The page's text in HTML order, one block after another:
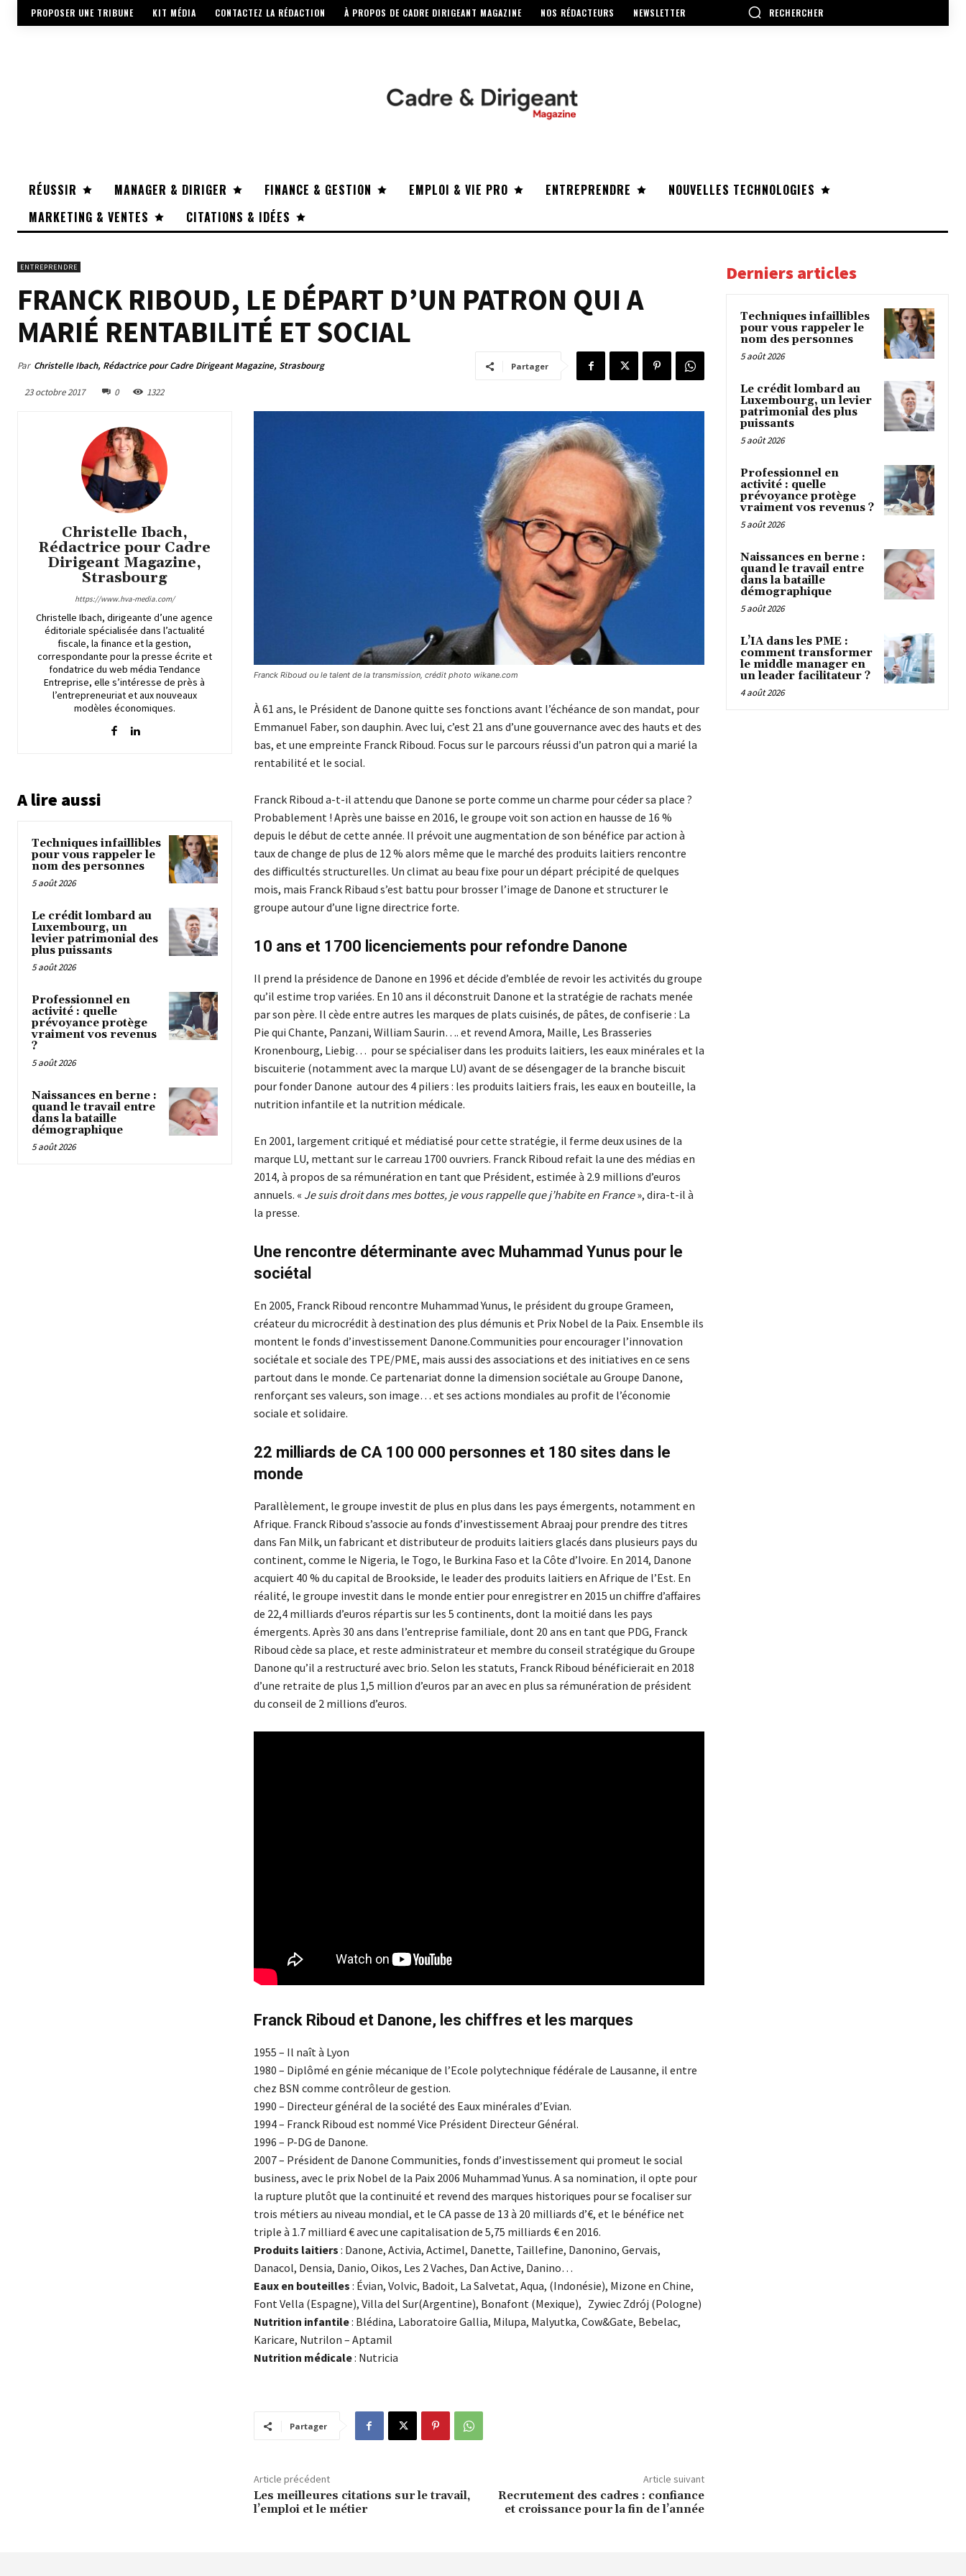
PROPOSER UNE TRIBUNE KIT MÉDIA CONTACTEZ LA RÉDACTION À PROPOS DE CADRE DIRIGEANT MAGAZINE NOS RÉDACTEURS NEWSLETTER RECHERCHER
RÉUSSIR MANAGER & DIRIGER FINANCE & GESTION EMPLOI & VIE PRO ENTREPRENDRE
NOUVELLES TECHNOLOGIES
MARKETING & VENTES
CITATIONS & IDÉES
ENTREPRENDRE
FRANCK RIBOUD, LE DÉPART D’UN PATRON QUI A
MARIÉ RENTABILITÉ ET SOCIAL
Par Christelle Ibach, Rédactrice pour Cadre Dirigeant Magazine, Strasbourg
23 octobre 2017 0 1322
Partager
Christelle Ibach,
Rédactrice pour Cadre
Dirigeant Magazine,
Strasbourg
https://www.hva-media.com/
Christelle Ibach, dirigeante d’une agence
éditoriale spécialisée dans l’actualité
fiscale, la finance et la gestion,
correspondante pour la presse écrite et
fondatrice du web média Tendance
Entreprise, elle s’intéresse de près à
l’entrepreneuriat et aux nouveaux
modèles économiques.
A lire aussi
Techniques infaillibles
pour vous rappeler le
nom des personnes
5 août 2026
Le crédit lombard au
Luxembourg, un
levier patrimonial des
plus puissants
5 août 2026
Professionnel en
activité : quelle
prévoyance protège
vraiment vos revenus
?
5 août 2026
Naissances en berne :
quand le travail entre
dans la bataille
démographique
5 août 2026
Franck Riboud ou le talent de la transmission, crédit photo wikane.com
À 61 ans, le Président de Danone quitte ses fonctions avant l’échéance de son mandat, pour
Emmanuel Faber, son dauphin. Avec lui, c’est 21 ans d’une gouvernance avec des hauts et des
bas, et une empreinte Franck Riboud. Focus sur le parcours réussi d’un patron qui a marié la
rentabilité et le social.
Franck Riboud a-t-il attendu que Danone se porte comme un charme pour céder sa place ?
Probablement ! Après une baisse en 2016, le groupe voit son action en hausse de 16 %
depuis le début de cette année. Il prévoit une augmentation de son bénéfice par action à
taux de change de plus de 12 % alors même que le marché des produits laitiers rencontre
des difficultés structurelles. Un climat au beau fixe pour un départ précipité de quelques
mois, mais Franck Ribaud s’est battu pour brosser l’image de Danone et structurer le
groupe autour d’une ligne directrice forte.
10 ans et 1700 licenciements pour refondre Danone
Il prend la présidence de Danone en 1996 et décide d’emblée de revoir les activités du groupe
qu’il estime trop variées. En 10 ans il déconstruit Danone et la stratégie de rachats menée
par son père. Il cède entre autres les marques de plats cuisinés, de pâtes, de confiserie : La
Pie qui Chante, Panzani, William Saurin…. et revend Amora, Maille, Les Brasseries
Kronenbourg, Liebig… pour se spécialiser dans les produits laitiers, les eaux minérales et la
biscuiterie (notamment avec la marque LU) avant de se désengager de la branche biscuit
pour fonder Danone autour des 4 piliers : les produits laitiers frais, les eaux en bouteille, la
nutrition infantile et la nutrition médicale.
En 2001, largement critiqué et médiatisé pour cette stratégie, il ferme deux usines de la
marque LU, mettant sur le carreau 1700 ouvriers. Franck Riboud refait la une des médias en
2014, à propos de sa rémunération en tant que Président, estimée à 2.9 millions d’euros
annuels. « Je suis droit dans mes bottes, je vous rappelle que j’habite en France», dira-t-il à
la presse.
Une rencontre déterminante avec Muhammad Yunus pour le
sociétal
En 2005, Franck Riboud rencontre Muhammad Yunus, le président du groupe Grameen,
créateur du microcrédit à destination des plus démunis et Prix Nobel de la Paix. Ensemble ils
montent le fonds d’investissement Danone.Communities pour encourager l’innovation
sociétale et sociale des TPE/PME, mais aussi des associations et des initiatives en ce sens
partout dans le monde. Ce partenariat donne la dimension sociétale au Groupe Danone,
renforçant ses valeurs, son image… et ses actions mondiales au profit de l’économie
sociale et solidaire.
22 milliards de CA 100 000 personnes et 180 sites dans le
monde
Parallèlement, le groupe investit de plus en plus dans les pays émergents, notamment en
Afrique. Franck Riboud s’associe au fonds d’investissement Abraaj pour prendre des titres
dans Fan Milk, un fabricant et distributeur de produits laitiers glacés dans plusieurs pays du
continent, comme le Nigeria, le Togo, le Burkina Faso et la Côte d’Ivoire. En 2014, Danone
acquiert 40 % du capital de Brookside, le leader des produits laitiers en Afrique de l’Est. En
réalité, le groupe investit dans le monde entier pour enregistrer en 2015 un chiffre d’affaires
de 22,4 milliards d’euros répartis sur les 5 continents, dont la moitié dans les pays
émergents. Après 30 ans dans l’entreprise familiale, dont 20 ans en tant que PDG, Franck
Riboud cède sa place, et reste administrateur et membre du conseil stratégique du Groupe
Danone qu’il a restructuré avec brio. Selon les statuts, Franck Riboud bénéficierait en 2018
d’une retraite de plus 1,5 million d’euros par an avec en plus sa rémunération de président
du conseil de 2 millions d’euros.
Franck Riboud et Danone, les chiffres et les marques
1955 – Il naît à Lyon
1980 – Diplômé en génie mécanique de l’Ecole polytechnique fédérale de Lausanne, il entre
chez BSN comme contrôleur de gestion.
1990 – Directeur général de la société des Eaux minérales d’Evian.
1994 – Franck Riboud est nommé Vice Président Directeur Général.
1996 – P-DG de Danone.
2007 – Président de Danone Communities, fonds d’investissement qui promeut le social
business, avec le prix Nobel de la Paix 2006 Muhammad Yunus. A sa nomination, il opte pour
la rupture plutôt que la continuité et revend des marques historiques pour se focaliser sur
trois métiers au niveau mondial, et le CA passe de 13 à 20 milliards d’€, et le bénéfice net
triple à 1.7 milliard € avec une capitalisation de 5,75 milliards € en 2016.
Produits laitiers : Danone, Activia, Actimel, Danette, Taillefine, Danonino, Gervais,
Danacol, Densia, Danio, Oikos, Les 2 Vaches, Dan Active, Danino…
Eaux en bouteilles : Évian, Volvic, Badoit, La Salvetat, Aqua, (Indonésie), Mizone en Chine,
Font Vella (Espagne), Villa del Sur(Argentine), Bonafont (Mexique), Zywiec Zdrój (Pologne)
Nutrition infantile: Blédina, Laboratoire Gallia, Milupa, Malyutka, Cow&Gate, Bebelac,
Karicare, Nutrilon – Aptamil
Nutrition médicale: Nutricia
Partager
Article précédent
Les meilleures citations sur le travail,
l’emploi et le métier
Article suivant
Recrutement des cadres : confiance
et croissance pour la fin de l’année
Derniers articles
Techniques infaillibles
pour vous rappeler le
nom des personnes
5 août 2026
Le crédit lombard au
Luxembourg, un levier
patrimonial des plus
puissants
5 août 2026
Professionnel en
activité : quelle
prévoyance protège
vraiment vos revenus ?
5 août 2026
Naissances en berne :
quand le travail entre
dans la bataille
démographique
5 août 2026
L’IA dans les PME :
comment transformer
le middle manager en
un leader facilitateur ?
4 août 2026